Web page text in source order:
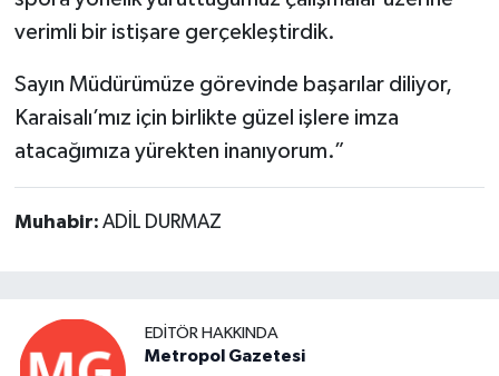
verimli bir istişare gerçekleştirdik.
Sayın Müdürümüze görevinde başarılar diliyor,
Karaisalı’mız için birlikte güzel işlere imza
atacağımıza yürekten inanıyorum.”
Muhabir: ADİL DURMAZ
EDITÖR HAKKINDA
Metropol Gazetesi